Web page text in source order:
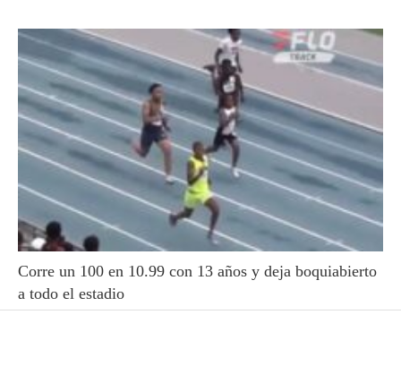
Corre un 100 en 10.99 con 13 años y deja boquiabierto
a todo el estadio